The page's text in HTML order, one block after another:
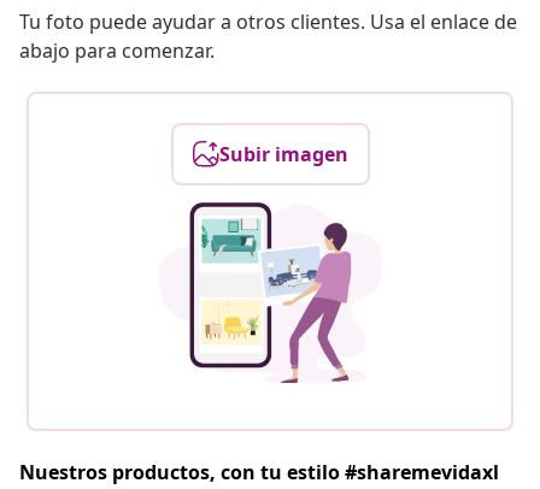
Tu foto puede ayudar a otros clientes. Usa el enlace de
abajo para comenzar.
Subir imagen
Nuestros productos, con tu estilo #sharemevidaxl